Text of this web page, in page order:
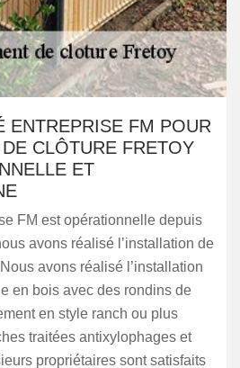
ENTREPRISE FM POUR
DE CLÔTURE FRETOY
ET
FM est opérationnelle depuis
avons réalisé l’installation de
avons réalisé l’installation
en bois avec des rondins de
en style ranch ou plus
traitées antixylophages et
propriétaires sont satisfaits